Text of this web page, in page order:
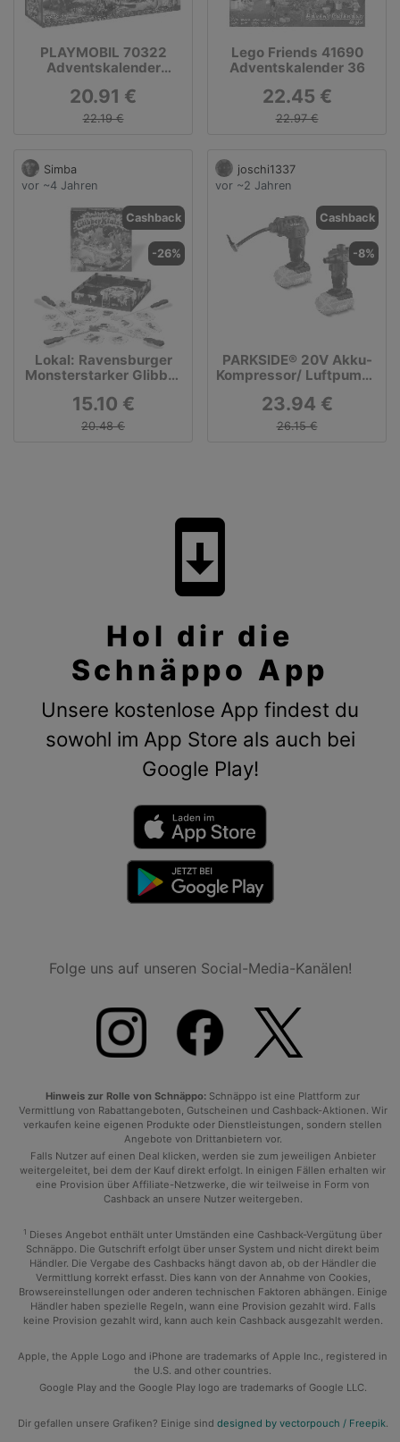
PLAYMOBIL 70322
Adventskalender
20.91 €
22.19 €
Lego Friends 41690
Adventskalender 36
22.45 €
22.97 €
Simba
vor ~4 Jahren
Cashback
-26%
Lokal: Ravensburger
Monsterstarker Glibber
15.10 €
20.48 €
joschi1337
vor ~2 Jahren
Cashback
-8%
PARKSIDE® 20V Akku-
Kompressor/ Luftpumpe
Akku und Ladegerät
23.94 €
26.15 €
system_update
Hol dir die
Schnäppo App
Unsere kostenlose App findest du
sowohl im App Store als auch bei
Google Play!
Folge uns auf unseren Social-Media-Kanälen!
Hinweis zur Rolle von Schnäppo: Schnäppo ist eine Plattform zur
Vermittlung von Rabattangeboten, Gutscheinen und Cashback-Aktionen. Wir
verkaufen keine eigenen Produkte oder Dienstleistungen, sondern stellen
Angebote von Drittanbietern vor.
Falls Nutzer auf einen Deal klicken, werden sie zum jeweiligen Anbieter
weitergeleitet, bei dem der Kauf direkt erfolgt. In einigen Fällen erhalten wir
eine Provision über Affiliate-Netzwerke, die wir teilweise in Form von
Cashback an unsere Nutzer weitergeben.
1 Dieses Angebot enthält unter Umständen eine Cashback-Vergütung über
Schnäppo. Die Gutschrift erfolgt über unser System und nicht direkt beim
Händler. Die Vergabe des Cashbacks hängt davon ab, ob der Händler die
Vermittlung korrekt erfasst. Dies kann von der Annahme von Cookies,
Browsereinstellungen oder anderen technischen Faktoren abhängen. Einige
Händler haben spezielle Regeln, wann eine Provision gezahlt wird. Falls
keine Provision gezahlt wird, kann auch kein Cashback ausgezahlt werden.
Apple, the Apple Logo and iPhone are trademarks of Apple Inc., registered in
the U.S. and other countries.
Google Play and the Google Play logo are trademarks of Google LLC.
Dir gefallen unsere Grafiken? Einige sind designed by vectorpouch / Freepik.